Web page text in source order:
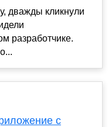
дважды кликнули
разработчике.
с